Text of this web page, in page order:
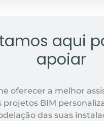
aqui
apoiar
oferecer a melhor
projetos BIM
das suas